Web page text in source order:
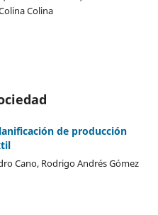
Colina
de producción
Cano, Rodrigo Andrés Gómez